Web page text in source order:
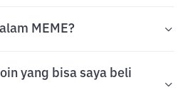
MEME?
yang bisa saya beli